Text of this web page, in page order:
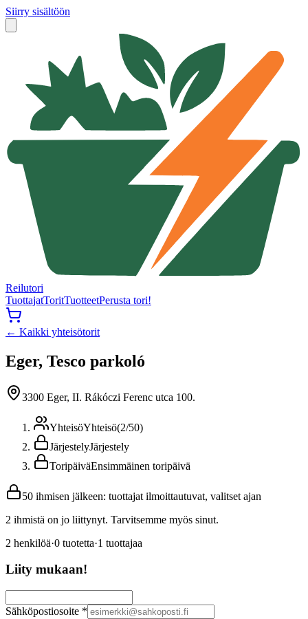
Siirry sisältöön
Reilutori
TuottajatToritTuotteetPerusta tori!
← Kaikki yhteisötorit
Eger, Tesco parkoló
3300 Eger, II. Rákóczi Ferenc utca 100.
YhteisöYhteisö(2/50)
JärjestelyJärjestely
ToripäiväEnsimmäinen toripäivä
50 ihmisen jälkeen: tuottajat ilmoittautuvat, valitset ajan
2 ihmistä on jo liittynyt. Tarvitsemme myös sinut.
2 henkilöä·0 tuotetta·1 tuottajaa
Liity mukaan!
Sähköpostiosoite *